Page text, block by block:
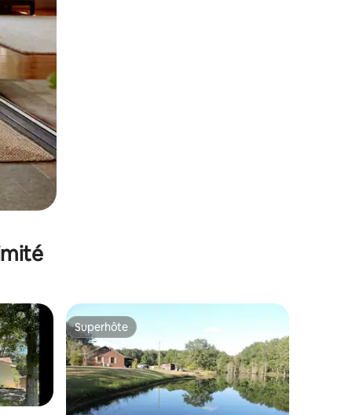
appréciés Superhôte
Superhôte